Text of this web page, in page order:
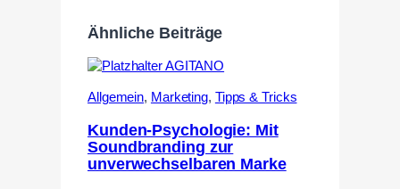
Ähnliche Beiträge
Allgemein, Marketing, Tipps & Tricks
Kunden-Psychologie: Mit
Soundbranding zur
unverwechselbaren Marke